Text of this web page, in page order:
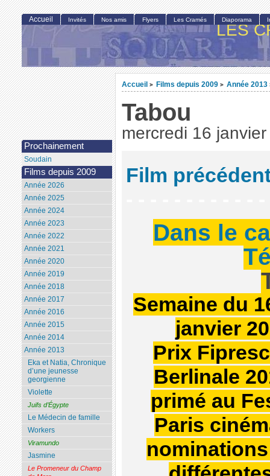
LES
Accueil > Films depuis 2009 > Année 2013
Tabou
mercredi 16
Film
Dans le
Semaine du
janvier
Prix
Berlinale
primé au
Paris
Accueil Invités Nos amis Flyers Les Cramés Diaporama
Prochainement
Soudain
Films depuis 2009
Année 2026
Année 2025
Année 2024
Année 2023
Année 2022
Année 2021
Année 2020
Année 2019
Année 2018
Année 2017
Année 2016
Année 2015
Année 2014
Année 2013
Eka et Natia, Chronique
d’une jeunesse
georgienne
Violette
Juifs d’Égypte
Le Médecin de famille
Workers
Viramundo
Jasmine
Le Promeneur du Champ